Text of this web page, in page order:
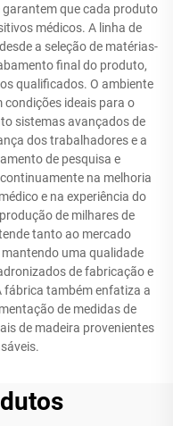
que cada produto
médicos. A linha de
a seleção de matérias-
final do produto,
qualificados. O ambiente
ideais para o
sistemas avançados de
dos trabalhadores e a
de pesquisa e
na melhoria
e na experiência do
de milhares de
tanto ao mercado
uma qualidade
de fabricação e
fábrica também enfatiza a
de medidas de
de madeira provenientes